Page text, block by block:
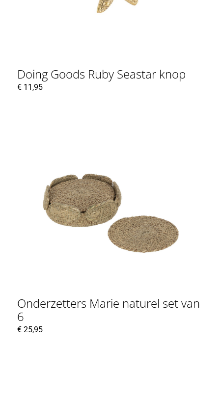
Doing Goods Ruby Seastar knop
€ 11,95
Onderzetters Marie naturel set van
6
€ 25,95